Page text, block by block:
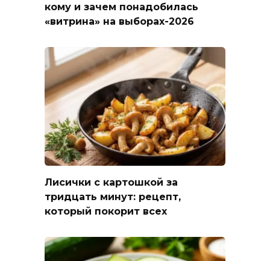
кому и зачем понадобилась
«витрина» на выборах-2026
Лисички с картошкой за
тридцать минут: рецепт,
который покорит всех